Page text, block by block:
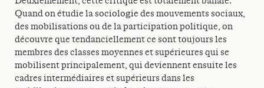
Quand on étudie la sociologie des mouvements sociaux,
des mobilisations ou de la participation politique, on
découvre que tendanciellement ce sont toujours les
membres des classes moyennes et supérieures qui se
mobilisent principalement, qui deviennent ensuite les
cadres intermédiaires et supérieurs dans les